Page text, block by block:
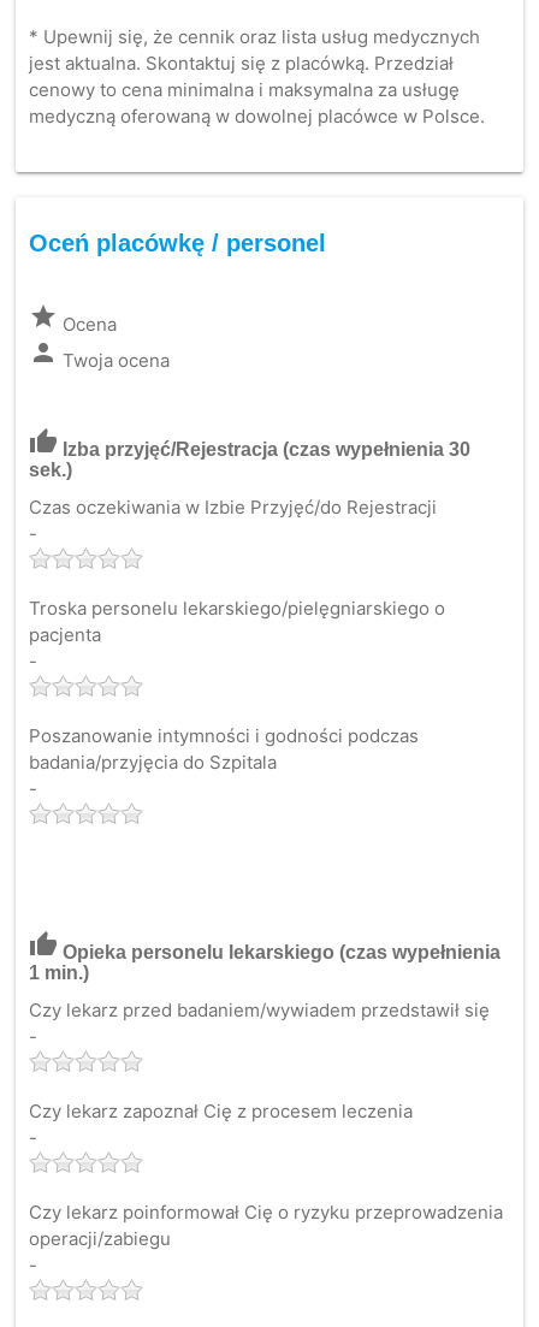
* Upewnij się, że cennik oraz lista usług medycznych
jest aktualna. Skontaktuj się z placówką. Przedział
cenowy to cena minimalna i maksymalna za usługę
medyczną oferowaną w dowolnej placówce w Polsce.
Oceń placówkę / personel
grade Ocena
person Twoja ocena
thumb_up Izba przyjęć/Rejestracja (czas wypełnienia 30
sek.)
Czas oczekiwania w Izbie Przyjęć/do Rejestracji
-
Troska personelu lekarskiego/pielęgniarskiego o
pacjenta
-
Poszanowanie intymności i godności podczas
badania/przyjęcia do Szpitala
-
thumb_up Opieka personelu lekarskiego (czas wypełnienia
1 min.)
Czy lekarz przed badaniem/wywiadem przedstawił się
-
Czy lekarz zapoznał Cię z procesem leczenia
-
Czy lekarz poinformował Cię o ryzyku przeprowadzenia
operacji/zabiegu
-